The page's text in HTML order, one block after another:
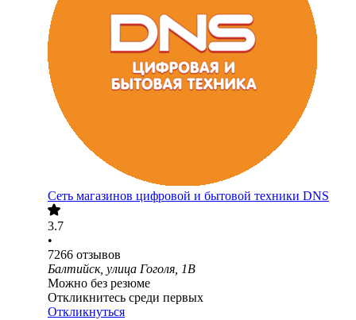
Сеть магазинов цифровой и бытовой техники DNS
3.7
•
7266 отзывов
Балтийск, улица Гоголя, 1В
Можно без резюме
Откликнитесь среди первых
Откликнуться